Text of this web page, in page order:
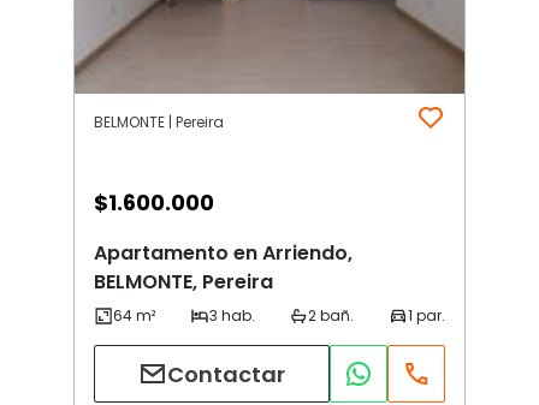
BELMONTE | Pereira
$1.600.000
Apartamento en Arriendo,
BELMONTE, Pereira
Contactar